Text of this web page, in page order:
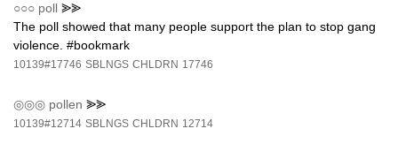
○○○ poll ⪢⪢
The poll showed that many people support the plan to stop gang
violence. #bookmark
10139#17746 SBLNGS CHLDRN 17746
◎◎◎ pollen ⪢⪢
10139#12714 SBLNGS CHLDRN 12714